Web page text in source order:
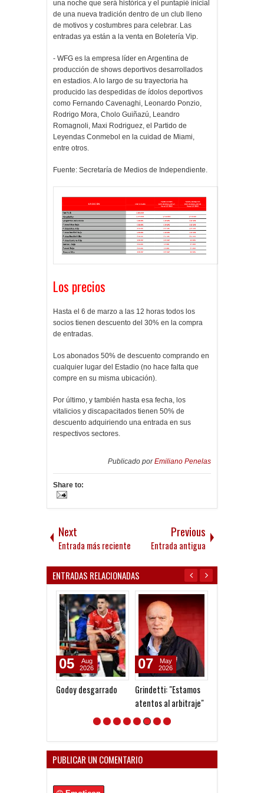
una noche que será histórica y el puntapié inicial
de una nueva tradición dentro de un club lleno
de motivos y costumbres para celebrar. Las
entradas ya están a la venta en Boletería Vip.
- WFG es la empresa líder en Argentina de
producción de shows deportivos desarrollados
en estadios. A lo largo de su trayectoria ha
producido las despedidas de ídolos deportivos
como Fernando Cavenaghi, Leonardo Ponzio,
Rodrigo Mora, Cholo Guiñazú, Leandro
Romagnoli, Maxi Rodriguez, el Partido de
Leyendas Conmebol en la cuidad de Miami,
entre otros.
Fuente: Secretaría de Medios de Independiente.
Los precios
Hasta el 6 de marzo a las 12 horas todos los
socios tienen descuento del 30% en la compra
de entradas.
Los abonados 50% de descuento comprando en
cualquier lugar del Estadio (no hace falta que
compre en su misma ubicación).
Por último, y también hasta esa fecha, los
vitalicios y discapacitados tienen 50% de
descuento adquiriendo una entrada en sus
respectivos sectores.
Publicado porEmiliano Penelas
Share to:
Next
Entrada más reciente
Previous
Entrada antigua
ENTRADAS RELACIONADAS
Godoy desgarrado
05
Aug
2026
Grindetti: "Estamos
atentos al arbitraje"
07
May
2026
PUBLICAR UN COMENTARIO